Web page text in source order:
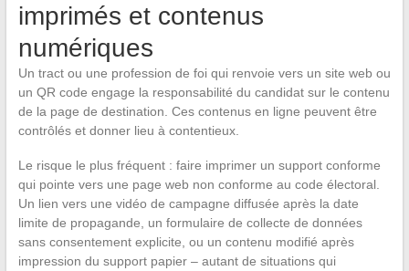
imprimés et contenus
numériques
Un tract ou une profession de foi qui renvoie vers un site web ou
un QR code engage la responsabilité du candidat sur le contenu
de la page de destination. Ces contenus en ligne peuvent être
contrôlés et donner lieu à contentieux.
Le risque le plus fréquent : faire imprimer un support conforme
qui pointe vers une page web non conforme au code électoral.
Un lien vers une vidéo de campagne diffusée après la date
limite de propagande, un formulaire de collecte de données
sans consentement explicite, ou un contenu modifié après
impression du support papier – autant de situations qui